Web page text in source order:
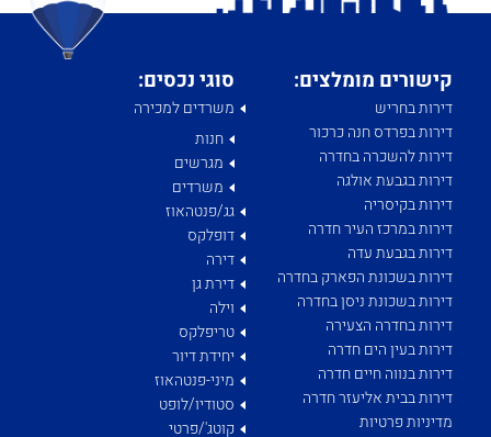
קישורים מומלצים:
דירות בחריש
דירות בפרדס חנה כרכור
דירות להשכרה בחדרה
דירות בגבעת אולגה
דירות בקיסריה
דירות במרכז העיר חדרה
דירות בגבעת עדה
דירות בשכונת הפארק בחדרה
דירות בשכונת ניסן בחדרה
דירות בחדרה הצעירה
דירות בעין הים חדרה
דירות בנווה חיים חדרה
דירות בבית אליעזר חדרה
מדיניות פרטיות
סוגי נכסים:
משרדים למכירה
חנות
מגרשים
משרדים
גג/פנטהאוז
דופלקס
דירה
דירת גן
וילה
טריפלקס
יחידת דיור
מיני-פנטהאוז
סטודיו/לופט
קוטג'/פרטי